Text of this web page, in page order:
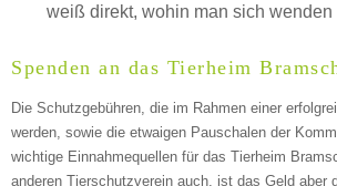
weiß direkt, wohin man sich wenden
Spenden an das Tierheim
Die Schutzgebühren, die im Rahmen einer
werden, sowie die etwaigen Pauschalen der
wichtige Einnahmequellen für das Tierheim
anderen Tierschutzverein auch, ist das Geld aber